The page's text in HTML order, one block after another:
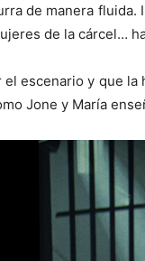
de manera
de la cárcel…
escenario y que
Jone y María